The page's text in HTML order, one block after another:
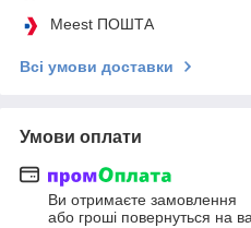
Meest ПОШТА
Всі умови доставки
Умови оплати
Ви отримаєте замовлення
або гроші повернуться на